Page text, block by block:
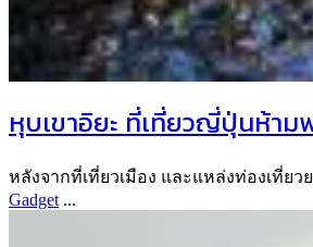
หุบเขาอิยะ ที่เที่ยวญี่ปุ่นห้าม
หลังจากที่เที่ยวเมือง และแหล่งท่องเที่ย
Gadget ...